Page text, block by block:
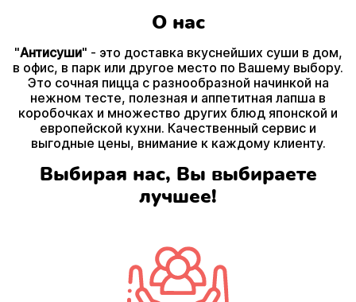
О нас
"Антисуши" - это доставка вкуснейших суши в дом,
в офис, в парк или другое место по Вашему выбору.
Это сочная пицца с разнообразной начинкой на
нежном тесте, полезная и аппетитная лапша в
коробочках и множество других блюд японской и
европейской кухни. Качественный сервис и
выгодные цены, внимание к каждому клиенту.
Выбирая нас, Вы выбираете
лучшее!